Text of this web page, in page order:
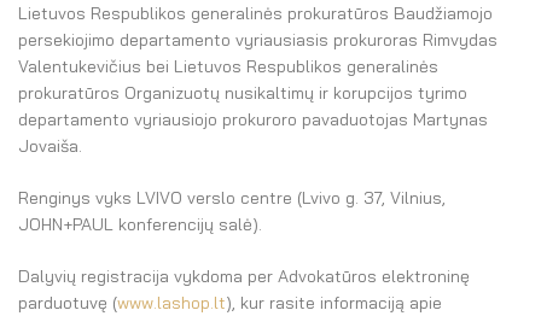
Lietuvos Respublikos generalinės prokuratūros Baudžiamojo
persekiojimo departamento vyriausiasis prokuroras Rimvydas
Valentukevičius bei Lietuvos Respublikos generalinės
prokuratūros Organizuotų nusikaltimų ir korupcijos tyrimo
departamento vyriausiojo prokuroro pavaduotojas Martynas
Jovaiša.
Renginys vyks LVIVO verslo centre (Lvivo g. 37, Vilnius,
JOHN+PAUL konferencijų salė).
Dalyvių registracija vykdoma per Advokatūros elektroninę
parduotuvę (www.lashop.lt), kur rasite informaciją apie